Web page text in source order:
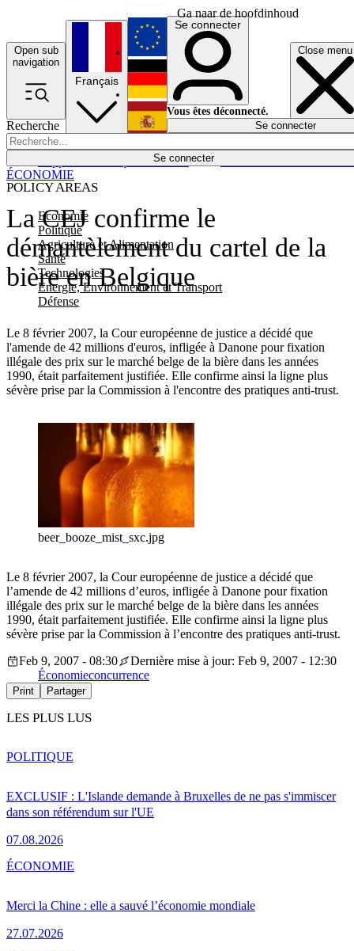
Ga naar de hoofdinhoud
Open sub
navigation
Close menu
Recherche
Se connecter
POLICY AREAS
Economie
Politique
Agriculture et Alimentation
Santé
Technologies
Energie, Environnement et Transport
Défense
Économie
Français
English
Deutsch
Español
Se connecter
Vous êtes déconnecté.
Se connecter
La CEJ confirme le
démantèlement du cartel de la
bière en Belgique
Le 8 février 2007, la Cour européenne de justice a décidé que
l'amende de 42 millions d'euros, infligée à Danone pour fixation
illégale des prix sur le marché belge de la bière dans les années
1990, était parfaitement justifiée. Elle confirme ainsi la ligne plus
sévère prise par la Commission à l'encontre des pratiques anti-trust.
ÉCONOMIE
beer_booze_mist_sxc.jpg
Le 8 février 2007, la Cour européenne de justice a décidé que
l’amende de 42 millions d’euros, infligée à Danone pour fixation
illégale des prix sur le marché belge de la bière dans les années
1990, était parfaitement justifiée. Elle confirme ainsi la ligne plus
sévère prise par la Commission à l’encontre des pratiques anti-trust.
Feb 9, 2007 - 08:30
Dernière mise à jour: Feb 9, 2007 - 12:30
Économieconcurrence
Print Partager
LES PLUS LUS
EXCLUSIF : L'Islande demande à Bruxelles de ne pas s'immiscer
dans son référendum sur l'UE
07.08.2026
POLITIQUE
Merci la Chine : elle a sauvé l’économie mondiale
27.07.2026
ÉCONOMIE